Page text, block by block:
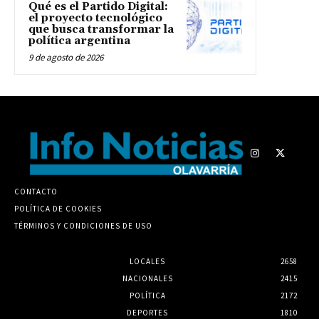
Qué es el Partido Digital:
el proyecto tecnológico
que busca transformar la
política argentina
9 de agosto de 2026
CONTACTO
POLÍTICA DE COOKIES
TÉRMINOS Y CONDICIONES DE USO
LOCALES
2658
NACIONALES
2415
POLÍTICA
2172
DEPORTES
1810